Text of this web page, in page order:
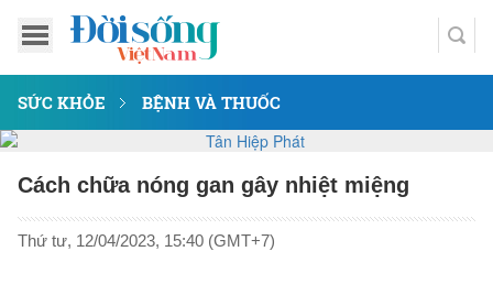
SỨC KHỎE BỆNH VÀ THUỐC
Cách chữa nóng gan gây nhiệt miệng
Thứ tư, 12/04/2023, 15:40 (GMT+7)